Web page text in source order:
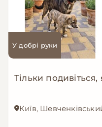
У добрі руки
Київ,